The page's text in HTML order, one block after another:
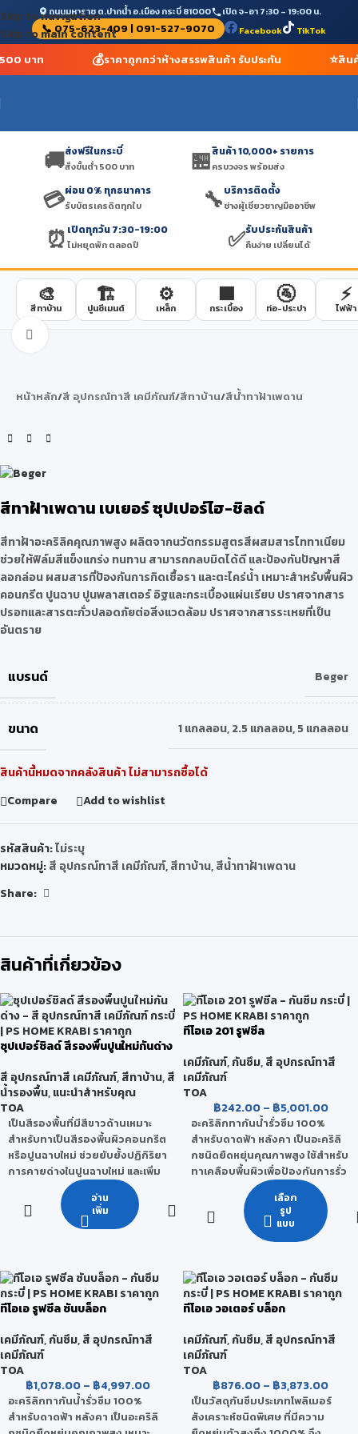
Skip to navigation
Skip to main content
ถนนมหาราช ต.ปากน้ำ อ.เมือง กระบี่ 81000 เปิด จ-อา 7:30 – 19:00 น.
📞 075-623-409 | 091-527-9070 Facebook TikTok
บาท 💰ราคาถูกกว่าห้างสรรพสินค้า รับประกัน ⭐สิน
🚚ส่งฟรีในกระบี่
สั่งขั้นต่ำ 500 บาท 🏪สินค้า 10,000+ รายการ
ครบวงจร พร้อมส่ง
💳ผ่อน 0% ทุกธนาคาร
รับบัตรเครดิตทุกใบ 🔧บริการติดตั้ง
ช่างผู้เชี่ยวชาญมืออาชีพ
⏰ เปิดทุกวัน 7:30-19:00
ไม่หยุดพัก ตลอดปี ✅รับประกันสินค้า
คืนง่าย เปลี่ยนได้
🎨
สีทาบ้าน
🏗️
ปูนซีเมนต์
⚙️
เหล็ก
🟫
กระเบื้อง
🚰
ท่อ-ประปา
⚡
ไฟฟ้า
Click to enlarge
หน้าหลัก/สี อุปกรณ์ทาสี เคมีภัณฑ์/สีทาบ้าน/สีน้ำทาฝ้าเพดาน
สีทาฝ้าเพดาน เบเยอร์ ซุปเปอร์ไฮ-ชิลด์
สีทาฝ้าอะคริลิคคุณภาพสูง ผลิตจากนวัตกรรมสูตรสีผสมสารไททาเนียม
ช่วยให้ฟิล์มสีแข็งแกร่ง ทนทาน สามารถกลบมิดได้ดี และป้องกันปัญหาสี
ลอกล่อน ผสมสารที่ป้องกันการกิดเชื้อรา และตะไคร่น้ำ เหมาะสำหรับพื้นผิว
คอนกรีต ปูนฉาบ ปูนพลาสเตอร์ อิฐและกระเบื้องแผ่นเรียบ ปราศจากสาร
ปรอทและสารตะกั่วปลอดภัยต่อสิ่งแวดล้อม ปราศจากสารระเหยที่เป็น
อันตราย
แบรนด์ Beger
ขนาด 1 แกลลอน,2.5 แกลลอน,5 แกลลอน
สินค้านี้หมดจากคลังสินค้า ไม่สามารถซื้อได้
Compare
Add to wishlist
รหัสสินค้า:ไม่ระบุ
หมวดหมู่:สี อุปกรณ์ทาสี เคมีภัณฑ์,สีทาบ้าน,สีน้ำทาฝ้าเพดาน
Share:
สินค้าที่เกี่ยวข้อง
ซุปเปอร์ชิลด์ สีรองพื้นปูนใหม่กันด่าง
สี อุปกรณ์ทาสี เคมีภัณฑ์,สีทาบ้าน,สี
น้ำรองพื้น,แนะนำสำหรับคุณ
TOA
เป็นสีรองพื้นที่มีสีขาวด้านเหมาะ
สำหรับทาเป็นสีรองพื้นผิวคอนกรีต
หรือปูนฉาบใหม่ ช่วยยับยั้งปฏิกิริยา
การคายด่างในปูนฉาบใหม่ และเพิ่ม
การยึดเกาะของสีทับหน้ากับพื้นผิว
ดีขึ้น เหมาะสำหรับพื้นผิวปูนฉาบใหม่
ใช้ได้ทั้งภายในอาคาร และภายนอก
กลุ่มพรีเมียมคุณภาพสูงสุด
ชนิดของฟิล์มสี
ขาวด้าน
ขนาดบรรจุ
1 แกลลอน, 5 แกลลอน
อ่าน
เพิ่ม
ทีโอเอ 201 รูฟซีล
เคมีภัณฑ์,กันซึม,สี อุปกรณ์ทาสี
เคมีภัณฑ์
TOA
฿242.00 – ฿5,001.00
อะคริลิกทากันน้ำรั่วซึม 100%
สำหรับดาดฟ้า หลังคา เป็นอะคริลิ
กชนิดยืดหยุ่นคุณภาพสูง ใช้สำหรับ
ทาเคลือบพื้นผิวเพื่อป้องกันการรั่ว
ซึมจากรอยแตกร้าวของคอนกรีต
บริเวณต่างๆ เช่น ดาดฟ้า กระเบื้อง
มุงหลังคาทุกชนิด ระเบียง ราง
ระบายน้ำคอนกรีต ฯลฯ
เข้าได้ 100%
ยืดหยุ่นตัวสูงได้ถึง 5 เท่า
ช่วยป้องกันและแก้ไขปัญหารอย
การเปลี่ยนแปลงของอุณหภูมิได้ดี
ทนแสงแดด ทนต่อสภาพอากาศที่
รุนแรง และรับแรงเสียดสีจากการ
สัญจรได้
ใช้สำหรับงานกัซึมบริเวณพื้นผิว
ต่างๆ เช่น ดาดฟ้า หลังคา ระเบียง
เลือก
รูป
แบบ
ทีโอเอ รูฟซีล ซันบล็อก
เคมีภัณฑ์,กันซึม,สี อุปกรณ์ทาสี
เคมีภัณฑ์
TOA
฿1,078.00 – ฿4,997.00
อะคริลิกทากันน้ำรั่วซึม 100%
สำหรับดาดฟ้า หลังคา เป็นอะคริลิ
ทีโอเอ วอเตอร์ บล็อก
เคมีภัณฑ์,กันซึม,สี อุปกรณ์ทาสี
เคมีภัณฑ์
TOA
฿876.00– ฿3,873.00
เป็นวัสดุกันซึมประเภทโพลิเมอร์
สังเคราะห์ชนิดพิเศษ ที่มีความ